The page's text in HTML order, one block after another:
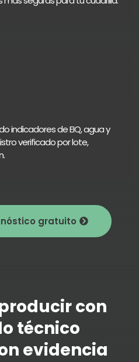
indicadores de EIQ, agua y
verificado por lote,
gratuito
con
técnico
evidencia